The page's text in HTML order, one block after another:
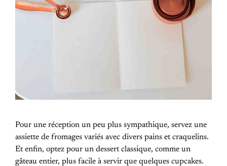
Pour une réception un peu plus sympathique, servez une
assiette de fromages variés avec divers pains et craquelins.
Et enfin, optez pour un dessert classique, comme un
gâteau entier, plus facile à servir que quelques cupcakes.